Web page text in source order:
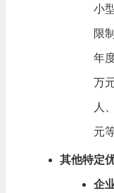
小
限
年
万
人
元
其他特定
企